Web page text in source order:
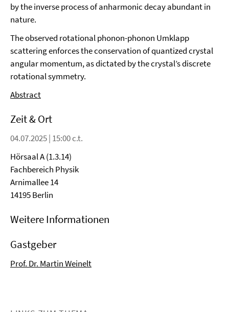
by the inverse process of anharmonic decay abundant in
nature.
The observed rotational phonon-phonon Umklapp
scattering enforces the conservation of quantized crystal
angular momentum, as dictated by the crystal’s discrete
rotational symmetry.
Abstract
Zeit & Ort
04.07.2025 | 15:00 c.t.
Hörsaal A (1.3.14)
Fachbereich Physik
Arnimallee 14
14195 Berlin
Weitere Informationen
Gastgeber
Prof. Dr. Martin Weinelt